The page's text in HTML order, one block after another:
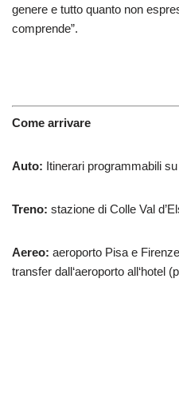
genere e tutto quanto non
comprende”.
Come arrivare
Auto: Itinerari programmabili su
Treno: stazione di Colle Val
Aereo: aeroporto Pisa e
transfer dall‘aeroporto all‘hotel